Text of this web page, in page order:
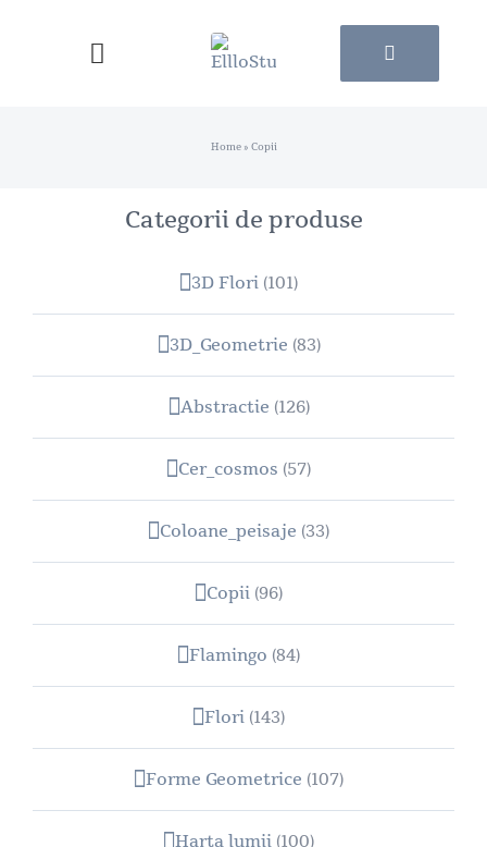
Toggle
Contacte
Home»Copii
Categorii de produse
3D Flori(101)
3D_Geometrie(83)
Abstractie(126)
Cer_cosmos(57)
Coloane_peisaje(33)
Copii(96)
Flamingo(84)
Flori(143)
Forme Geometrice(107)